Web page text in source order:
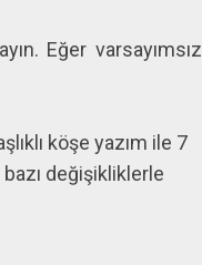
Eğer varsayımsız
köşe yazım ile 7
bazı değişikliklerle